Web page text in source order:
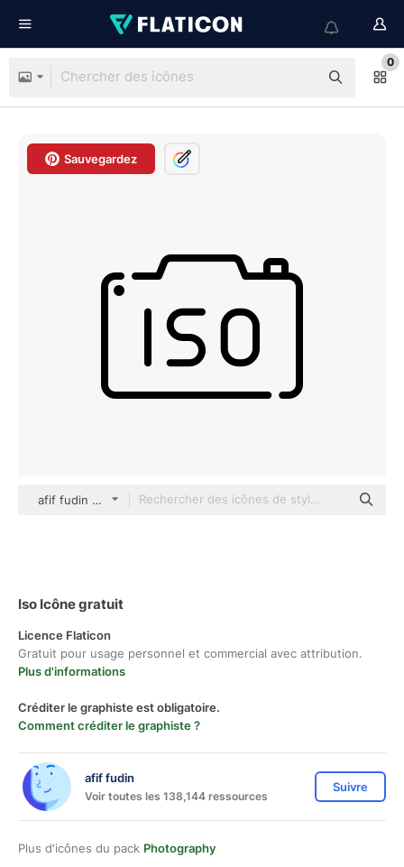
0
Sauvegardez
afif fudin black outline
Iso Icône gratuit
Licence Flaticon
Gratuit pour usage personnel et commercial avec attribution.
Plus d'informations
Créditer le graphiste est obligatoire.
Comment créditer le graphiste ?
afif fudin
Voir toutes les 138,144 ressources
Suivre
Plus d'icônes du pack Photography